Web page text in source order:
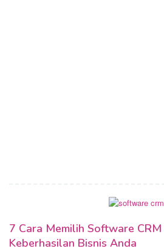
7 Cara Memilih Software
Keberhasilan Bisnis Anda